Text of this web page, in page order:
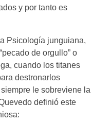
y por tanto es
Psicología junguiana,
de orgullo” o
cuando los titanes
destronarlos
le sobreviene la
definió este